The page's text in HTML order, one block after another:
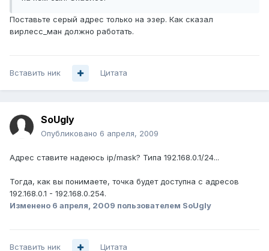
Поставьте серый адрес только на эзер. Как сказал
вирлесс_ман должно работать.
Вставить ник Цитата
SoUgly
Опубликовано 6 апреля, 2009
Адрес ставите надеюсь ip/mask? Типа 192.168.0.1/24...
Тогда, как вы понимаете, точка будет доступна с адресов
192.168.0.1 - 192.168.0.254.
Изменено 6 апреля, 2009 пользователем SoUgly
Вставить ник Цитата